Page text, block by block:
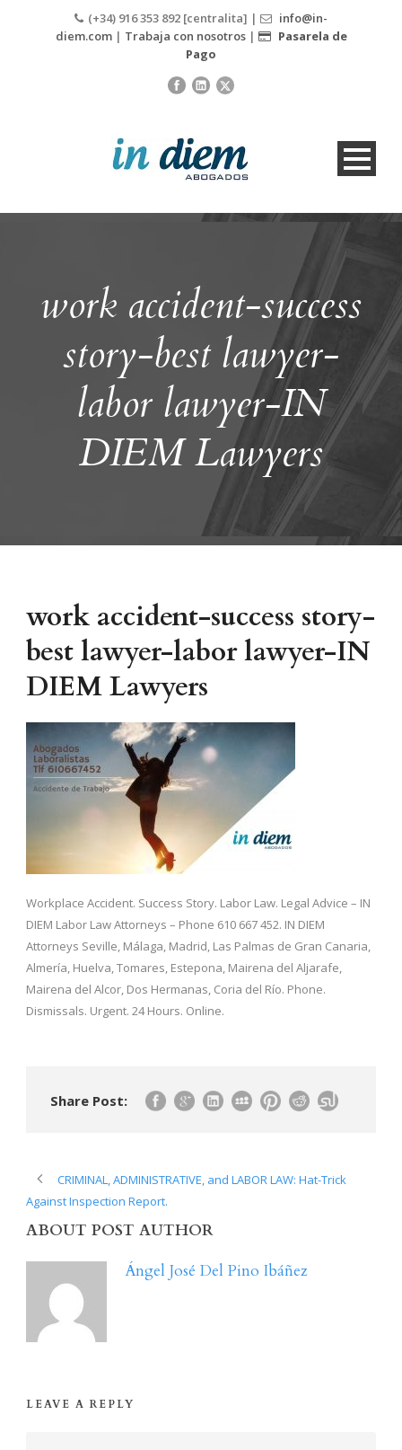
(+34) 916 353 892 [centralita] |
info@in-
diem.com| Trabaja con nosotros|
Pasarela de
Pago
work accident-success
story-best lawyer-
labor lawyer-IN
DIEM Lawyers
work accident-success story-
best lawyer-labor lawyer-IN
DIEM Lawyers
Workplace Accident. Success Story. Labor Law. Legal Advice – IN
DIEM Labor Law Attorneys – Phone 610 667 452. IN DIEM
Attorneys Seville, Málaga, Madrid, Las Palmas de Gran Canaria,
Almería, Huelva, Tomares, Estepona, Mairena del Aljarafe,
Mairena del Alcor, Dos Hermanas, Coria del Río. Phone.
Dismissals. Urgent. 24 Hours. Online.
Share Post:
CRIMINAL, ADMINISTRATIVE, and LABOR LAW: Hat-Trick
Against Inspection Report.
ABOUT POST AUTHOR
Ángel José Del Pino Ibáñez
LEAVE A REPLY